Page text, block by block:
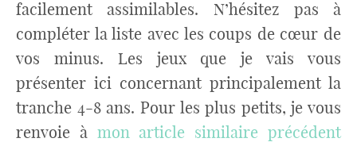
facilement assimilables. N’hésitez pas à
compléter la liste avec les coups de cœur de
vos minus. Les jeux que je vais vous
présenter ici concernant principalement la
tranche 4-8 ans. Pour les plus petits, je vous
renvoie à mon article similaire précédent